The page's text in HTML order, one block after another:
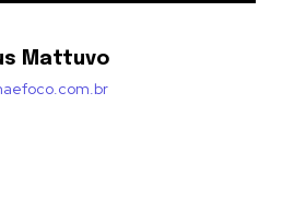
Mattuvo